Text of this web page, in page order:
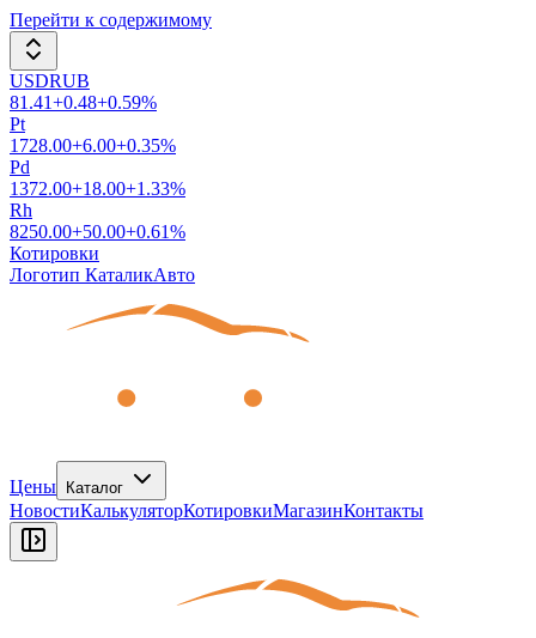
Перейти к содержимому
USDRUB
81.41+0.48+0.59%
Pt
1728.00+6.00+0.35%
Pd
1372.00+18.00+1.33%
Rh
8250.00+50.00+0.61%
Котировки
Логотип КаталикАвто
Цены Каталог
НовостиКалькуляторКотировкиМагазинКонтакты